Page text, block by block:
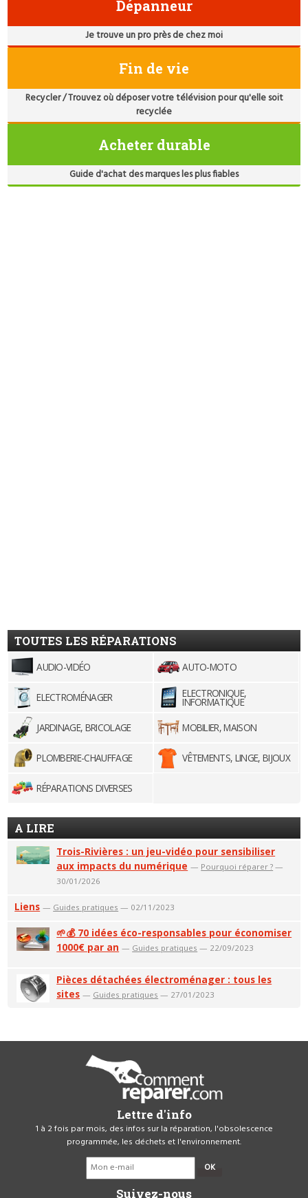
Dépanneur
Je trouve un pro près de chez moi
Fin de vie
Recycler / Trouvez où déposer votre télévision pour qu'elle soit
recyclée
Acheter durable
Guide d'achat des marques les plus fiables
TOUTES LES RÉPARATIONS
AUDIO-VIDÉO AUTO-MOTO
ELECTROMÉNAGER ELECTRONIQUE,
INFORMATIQUE
JARDINAGE, BRICOLAGE
MOBILIER, MAISON
PLOMBERIE-CHAUFFAGE VÊTEMENTS, LINGE, BIJOUX
RÉPARATIONS DIVERSES
A LIRE
Trois-Rivières : un jeu-vidéo pour sensibiliser
aux impacts du numérique — Pourquoi réparer ? —
30/01/2026
Liens — Guides pratiques — 02/11/2023
🌱💰 70 idées éco-responsables pour économiser
1000€ par an — Guides pratiques — 22/09/2023
Pièces détachées électroménager : tous les
sites — Guides pratiques — 27/01/2023
Lettre d'info
1 à 2 fois par mois, des infos sur la réparation, l'obsolescence
programmée, les déchets et l'environnement.
OK
Suivez-nous